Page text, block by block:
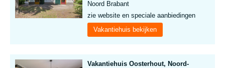
Noord Brabant
zie website en speciale aanbiedingen
Vakantiehuis bekijken
Vakantiehuis Oosterhout, Noord-